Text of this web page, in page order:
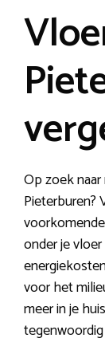
Op zoek
Pieterburen?
onder je
voor het
meer in je